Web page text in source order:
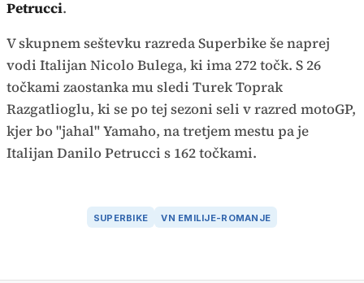
Petrucci.
V skupnem seštevku razreda Superbike še naprej
vodi Italijan Nicolo Bulega, ki ima 272 točk. S 26
točkami zaostanka mu sledi Turek Toprak
Razgatlioglu, ki se po tej sezoni seli v razred motoGP,
kjer bo "jahal" Yamaho, na tretjem mestu pa je
Italijan Danilo Petrucci s 162 točkami.
SUPERBIKE VN EMILIJE-ROMANJE